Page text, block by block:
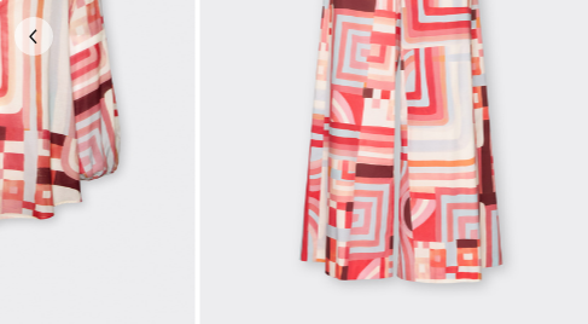
Previous